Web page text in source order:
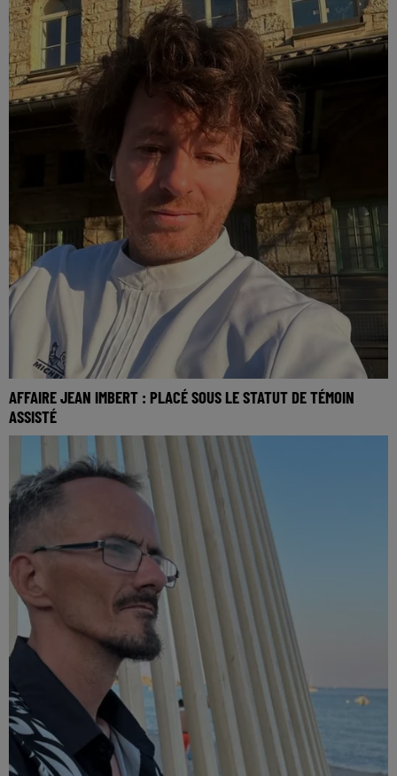
AFFAIRE JEAN IMBERT : PLACÉ SOUS LE STATUT DE TÉMOIN
ASSISTÉ